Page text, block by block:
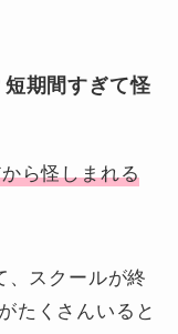
期間すぎて怪
ら怪しまれる
、スクールが終
たくさんいると